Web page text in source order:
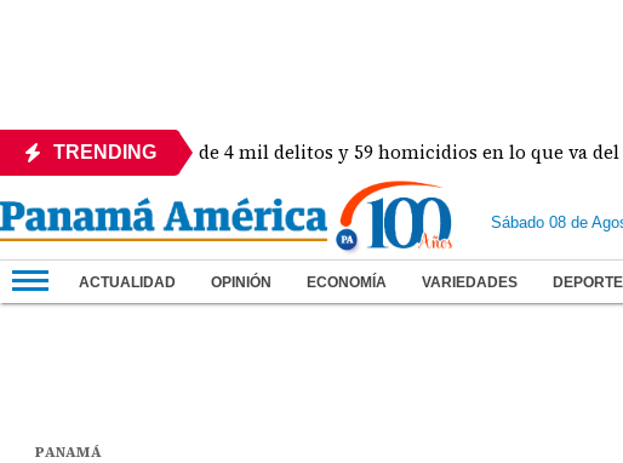
TRENDING
Revelan más de 4 mil delitos y 59 homicidios en lo que va del año
Sábado 08 de
ACTUALIDAD OPINIÓN ECONOMÍA VARIEDADES
PANAMÁ